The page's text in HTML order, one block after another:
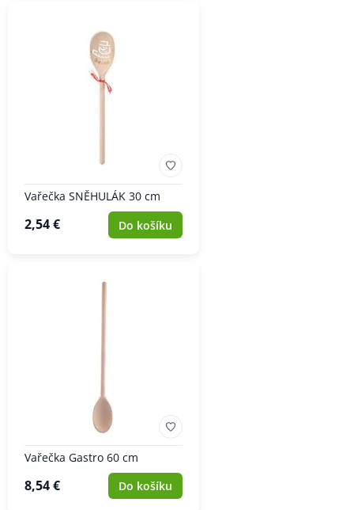
Vařečka SNĚHULÁK 30 cm
2,54 € Do košíku
Vařečka Gastro 60 cm
8,54 € Do košíku